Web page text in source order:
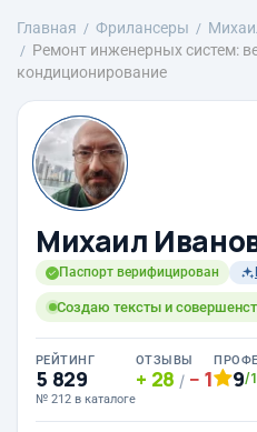
Главная Фрилансеры
Ремонт инженерных систем:
кондиционирование
Михаил
Паспорт верифицирован
Создаю тексты и
РЕЙТИНГ
5 829
№ 212 в каталоге
ОТЗЫВЫ
28 / 1 9/